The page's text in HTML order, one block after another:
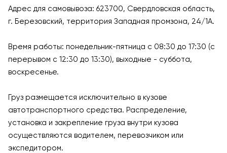
Адрес для самовывоза: 623700, Свердловская область,
г. Березовский, территория Западная промзона, 24/1А.
Время работы: понедельник-пятница с 08:30 до 17:30 (с
перерывом с 12:30 до 13:30), выходные - суббота,
воскресенье.
Груз размещается исключительно в кузове
автотранспортного средства. Распределение,
установка и закрепление груза внутри кузова
осуществляются водителем, перевозчиком или
экспедитором.